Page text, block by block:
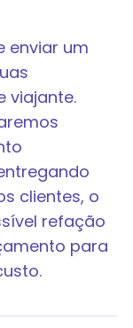
enviar um
viajante.
clientes, o
refação
para